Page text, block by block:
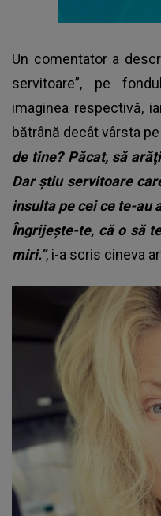
Un comentator a
servitoare”, pe
imaginea respectivă,
bătrână decât vârsta
de tine? Păcat, să
Dar ştiu servitoare
insulta pe cei ce te-au
Îngrijește-te, că o să
miri.”, i-a scris cineva